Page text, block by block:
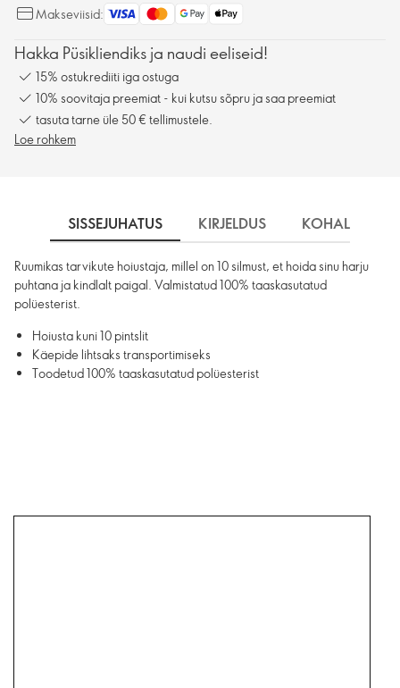
Makseviisid:
Hakka Püsikliendiks ja naudi eeliseid!
15% ostukrediiti iga ostuga
10% soovitaja preemiat - kui kutsu sõpru ja saa preemiat
tasuta tarne üle 50 € tellimustele.
Loe rohkem
SISSEJUHATUS KIRJELDUS
Ruumikas tarvikute hoiustaja, millel on 10 silmust, et hoida sinu harju
puhtana ja kindlalt paigal. Valmistatud 100% taaskasutatud
polüesterist.
Hoiusta kuni 10 pintslit
Käepide lihtsaks transportimiseks
Toodetud 100% taaskasutatud polüesterist